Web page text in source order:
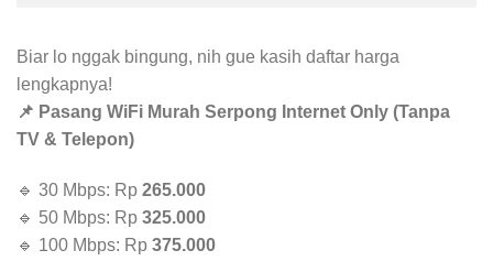
Biar lo nggak bingung, nih gue kasih daftar harga
lengkapnya!
📌 Pasang WiFi Murah Serpong Internet Only (Tanpa
TV & Telepon)
🔹 30 Mbps: Rp 265.000
🔹 50 Mbps: Rp 325.000
🔹 100 Mbps: Rp 375.000